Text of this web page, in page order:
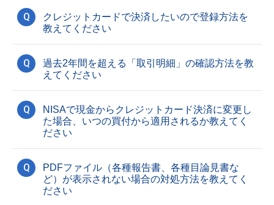
Q
クレジットカードで決済したいので登録方法を
教えてください
Q
過去2年間を超える「取引明細」の確認方法を教
えてください
Q
NISAで現金からクレジットカード決済に変更し
た場合、いつの買付から適用されるか教えてく
ださい
Q
PDFファイル（各種報告書、各種目論見書な
ど）が表示されない場合の対処方法を教えてく
ださい